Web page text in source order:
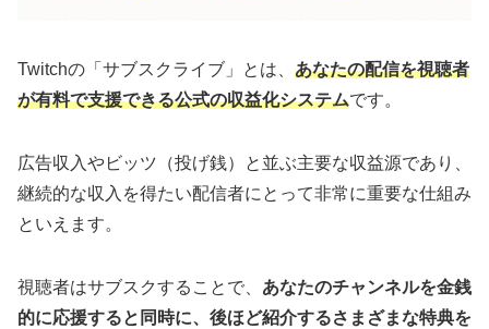
Twitchの「サブスクライブ」とは、 あなたの配信を視聴者
が有料で支援できる公式の収益化システムです。
広告収入やビッツ（投げ銭）と並ぶ主要な収益源であり、
継続的な収入を得たい配信者にとって非常に重要な仕組み
といえます。
視聴者はサブスクすることで、 あなたのチャンネルを金銭
的に応援すると同時に、後ほど紹介するさまざまな特典を